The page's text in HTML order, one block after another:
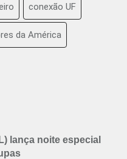
conexão UF
da América
lança noite especial